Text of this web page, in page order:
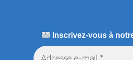
Inscrivez-vous à